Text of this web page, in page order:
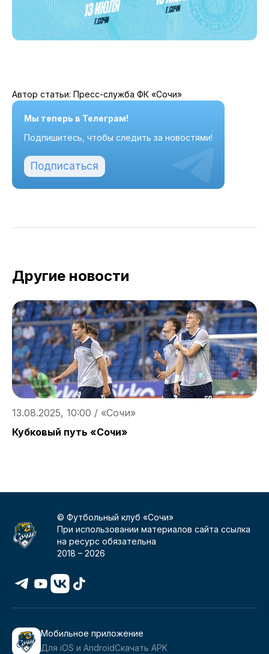
Автор статьи: Пресс-служба ФК «Сочи»
Мы теперь в Телеграм!
Подпишитесь, чтобы следить за новостями!
Подписаться
Другие новости
13.08.2025, 10:00 / «Сочи»
Кубковый путь «Сочи»
© Футбольный клуб «Сочи»
При использовании материалов сайта ссылка
на ресурс обязательна
2018 –2026
Мобильное приложение
Для iOS и AndroidСкачать APK